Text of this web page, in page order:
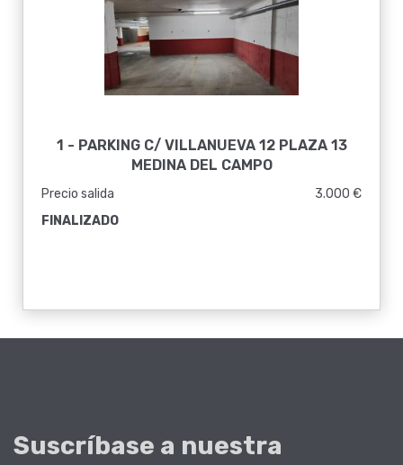
1 - PARKING C/ VILLANUEVA 12 PLAZA 13
MEDINA DEL CAMPO
Precio salida
3.000 €
FINALIZADO
Suscríbase a nuestra